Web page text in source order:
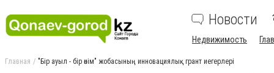
Новости
Недвижимость
Главная "Бір ауыл - бір өнім" жобасының инновациялық грант иегерлері